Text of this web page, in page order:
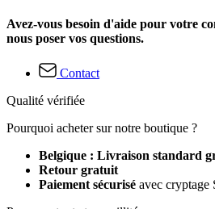
Avez-vous besoin d'aide pour votre
nous poser vos questions.
Contact
Qualité vérifiée
Pourquoi acheter sur notre boutique ?
Belgique : Livraison standard
Retour gratuit
Paiement sécurisé avec cryptage